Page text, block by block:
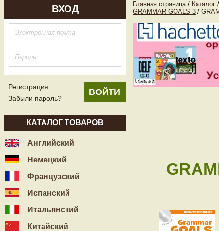
ВХОД
Регистрация
Забыли пароль?
КАТАЛОГ ТОВАРОВ
Английский
Немецкий
Французский
Испанский
Итальянский
Китайский
Главная страница / Каталог /
GRAMMAR GOALS 3 /